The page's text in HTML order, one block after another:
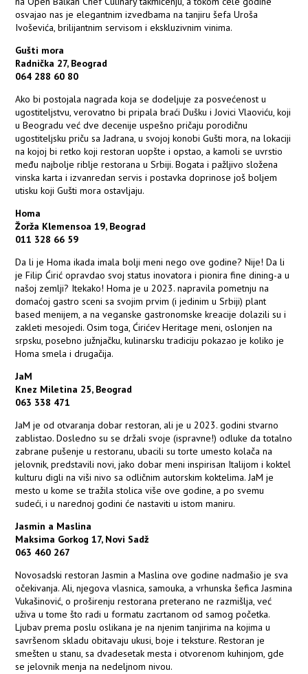
osvajao nas je elegantnim izvedbama na tanjiru šefa Uroša
Ivoševića, brilijantnim servisom i ekskluzivnim vinima.
Gušti mora
Radnička 27, Beograd
064 288 60 80
Ako bi postojala nagrada koja se dodeljuje za posvećenost u
ugostiteljstvu, verovatno bi pripala braći Dušku i Jovici Vlaoviću, koji
u Beogradu već dve decenije uspešno pričaju porodičnu
ugostiteljsku priču sa Jadrana, u svojoj konobi Gušti mora, na lokaciji
na kojoj bi retko koji restoran uopšte i opstao, a kamoli se uvrstio
među najbolje riblje restorana u Srbiji. Bogata i pažljivo složena
vinska karta i izvanredan servis i postavka doprinose još boljem
utisku koji Gušti mora ostavljaju.
Homa
Žorža Klemensoa 19, Beograd
011 328 66 59
Da li je Homa ikada imala bolji meni nego ove godine? Nije! Da li
je Filip Ćirić opravdao svoj status inovatora i pionira fine dining-a u
našoj zemlji? Itekako! Homa je u 2023. napravila pometnju na
domaćoj gastro sceni sa svojim prvim (i jedinim u Srbiji) plant
based menijem, a na veganske gastronomske kreacije dolazili su i
zakleti mesojedi. Osim toga, Ćirićev Heritage meni, oslonjen na
srpsku, posebno južnjačku, kulinarsku tradiciju pokazao je koliko je
Homa smela i drugačija.
JaM
Knez Miletina 25, Beograd
063 338 471
JaM je od otvaranja dobar restoran, ali je u 2023. godini stvarno
zablistao. Dosledno su se držali svoje (ispravne!) odluke da totalno
zabrane pušenje u restoranu, ubacili su torte umesto kolača na
jelovnik, predstavili novi, jako dobar meni inspirisan Italijom i koktel
kulturu digli na viši nivo sa odličnim autorskim koktelima. JaM je
mesto u kome se tražila stolica više ove godine, a po svemu
sudeći, i u narednoj godini će nastaviti u istom maniru.
Jasmin a Maslina
Maksima Gorkog 17, Novi Sadž
063 460 267
Novosadski restoran Jasmin a Maslina ove godine nadmašio je sva
očekivanja. Ali, njegova vlasnica, samouka, a vrhunska šefica Jasmina
Vukašinović, o proširenju restorana preterano ne razmišlja, već
uživa u tome što radi u formatu zacrtanom od samog početka.
Ljubav prema poslu oslikana je na njenim tanjirima na kojima u
savršenom skladu obitavaju ukusi, boje i teksture. Restoran je
smešten u stanu, sa dvadesetak mesta i otvorenom kuhinjom, gde
se jelovnik menja na nedeljnom nivou.